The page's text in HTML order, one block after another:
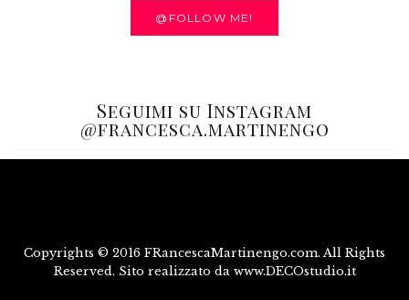
@FOLLOW ME!
Seguimi su Instagram
@francesca.martinengo
Copyrights © 2016 FRancescaMartinengo.com. All Rights
Reserved. Sito realizzato da www.DECOstudio.it